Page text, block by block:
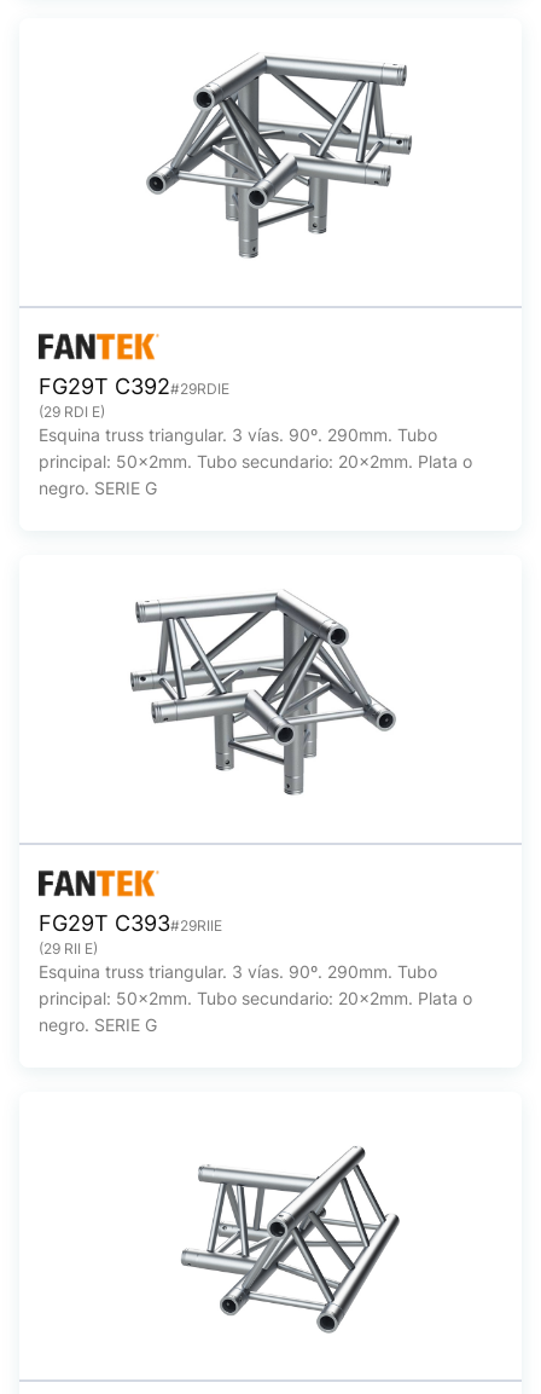
FG29T C392#29RDIE
(29 RDI E)
Esquina truss triangular. 3 vías. 90º. 290mm. Tubo
principal: 50x2mm. Tubo secundario: 20x2mm. Plata o
negro. SERIE G
FG29T C393#29RIIE
(29 RII E)
Esquina truss triangular. 3 vías. 90º. 290mm. Tubo
principal: 50x2mm. Tubo secundario: 20x2mm. Plata o
negro. SERIE G